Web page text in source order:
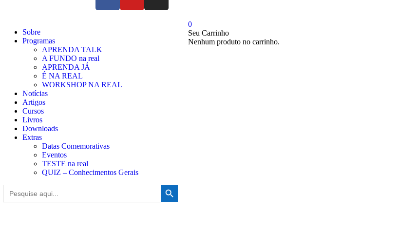
Sobre
Programas
APRENDA TALK
A FUNDO na real
APRENDA JÁ
É NA REAL
WORKSHOP NA REAL
Notícias
Artigos
Cursos
Livros
Downloads
Extras
Datas Comemorativas
Eventos
TESTE na real
QUIZ – Conhecimentos Gerais
Search
for:
Search Button
0
Seu Carrinho
Nenhum produto no carrinho.